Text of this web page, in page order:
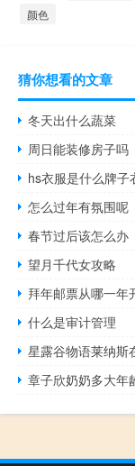
颜色
猜你想看的文章
冬天出什么蔬菜
周日能装修房子吗
hs衣服是什么牌子
怎么过年有氛围呢
春节过后该怎么办
望月千代女攻略
拜年邮票从哪一年
什么是审计管理
星露谷物语莱纳斯
章子欣奶奶多大年